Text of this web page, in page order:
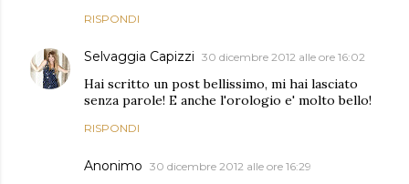
RISPONDI
Selvaggia Capizzi 30 dicembre 2012 alle ore 16:02
Hai scritto un post bellissimo, mi hai lasciato
senza parole! E anche l'orologio e' molto bello!
RISPONDI
Anonimo 30 dicembre 2012 alle ore 16:29